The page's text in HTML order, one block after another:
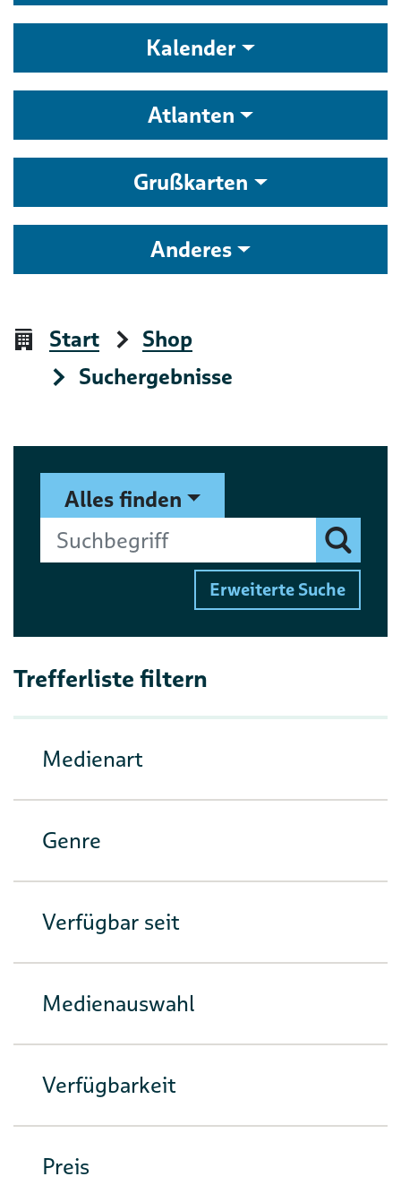
Kalender
Atlanten
Grußkarten
Anderes
Start
Shop
Suchergebnisse
Suchformular
Alles finden
Suchbegriff
Finden
Erweiterte Suche
Trefferliste filtern
Medienart
Genre
Verfügbar seit
Medienauswahl
Verfügbarkeit
Preis